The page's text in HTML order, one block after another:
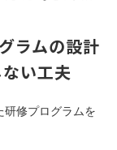
ラムの設計
い工夫
修プログラムを